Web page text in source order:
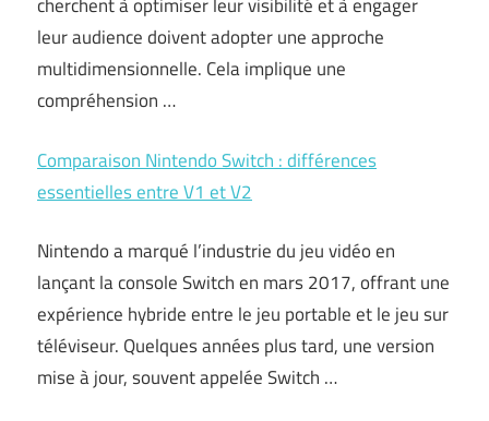
leur audience doivent adopter une approche
multidimensionnelle. Cela implique une
compréhension …
Comparaison Nintendo Switch : différences
essentielles entre V1 et V2
Nintendo a marqué l’industrie du jeu vidéo en
lançant la console Switch en mars 2017, offrant une
expérience hybride entre le jeu portable et le jeu sur
téléviseur. Quelques années plus tard, une version
mise à jour, souvent appelée Switch …